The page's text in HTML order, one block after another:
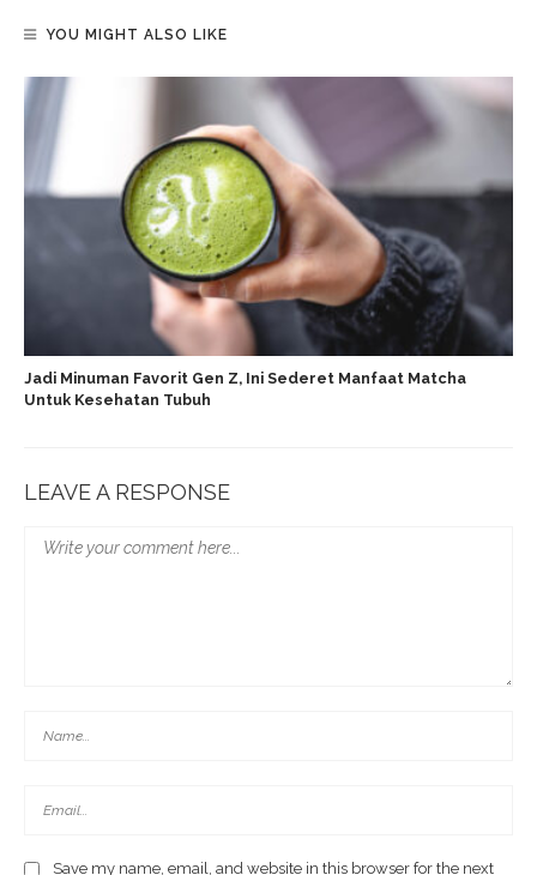
YOU MIGHT ALSO LIKE
Jadi Minuman Favorit Gen Z, Ini Sederet Manfaat Matcha
Untuk Kesehatan Tubuh
LEAVE A RESPONSE
Save my name, email, and website in this browser for the next